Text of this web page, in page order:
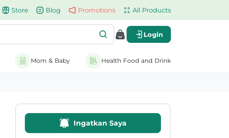
Store Blog Promotions All Products
Login
Mom & Baby Health Food and Drink
Ingatkan Saya